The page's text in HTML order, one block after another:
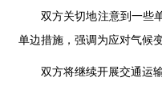
双方关切地注意到一些
单边措施，强调为应对气候
双方将继续开展交通运